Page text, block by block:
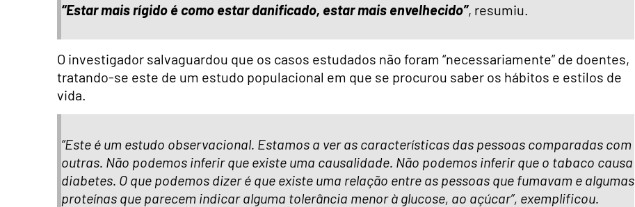
“Estar mais rígido é como estar danificado, estar mais envelhecido”, resumiu.
O investigador salvaguardou que os casos estudados não foram “necessariamente” de doentes,
tratando-se este de um estudo populacional em que se procurou saber os hábitos e estilos de
vida.
“Este é um estudo observacional. Estamos a ver as características das pessoas comparadas com
outras. Não podemos inferir que existe uma causalidade. Não podemos inferir que o tabaco causa
diabetes. O que podemos dizer é que existe uma relação entre as pessoas que fumavam e algumas
proteínas que parecem indicar alguma tolerância menor à glucose, ao açúcar”, exemplificou.